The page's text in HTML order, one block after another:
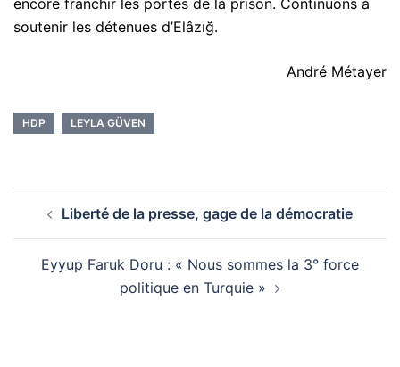
encore franchir les portes de la prison. Continuons à
soutenir les détenues d’Elâzığ.
André Métayer
HDP LEYLA GÜVEN
d’articleLiberté de la presse, gage de la démocratie
Eyyup Faruk Doru : « Nous sommes la 3° force
politique en Turquie »